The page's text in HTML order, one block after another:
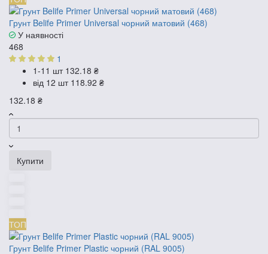
Грунт Belife Primer Universal чорний матовий (468)
У наявності
468
1
1-11 шт 132.18 ₴
від 12 шт 118.92 ₴
132.18 ₴
Купити
ТОП
Грунт Belife Primer Plastic чорний (RAL 9005)